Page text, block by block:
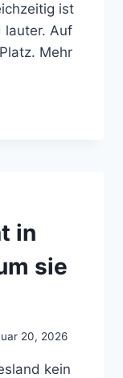
ist
lauter. Auf
Mehr
in
sie
20, 2026
kein